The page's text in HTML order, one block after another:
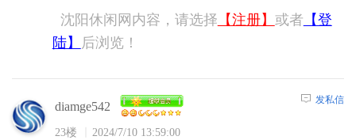
沈阳休闲网内容，请选择 【注册】 或者 【登
陆】
后浏览！
diamge542
23楼 2024/7/10 13:59:00
发私信